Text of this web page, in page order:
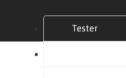
Tester